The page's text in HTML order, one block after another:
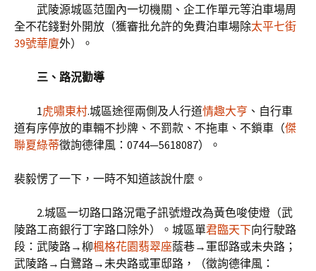
武陵源城區范圍內一切機關、企工作單元等泊車場周
全不花錢對外開放（獲審批允許的免費泊車場除太平七街
39號華廈外）。
三、路況勸導
1虎嘯東村.城區途徑兩側及人行道情趣大亨 、自行車
道有序停放的車輛不抄牌、不罰款、不拖車、不鎖車（傑
聯夏綠蒂徵詢德律風：0744—5618087）。
裴毅愣了一下，一時不知道該說什麼。
2.城區一切路口路況電子訊號燈改為黃色唆使燈（武
陵路工商銀行丁字路口除外）。城區單君臨天下向行駛路
段：武陵路→柳楓格花園翡翠座蔭巷→軍邸路或未央路；
武陵路→白鷺路→未央路或軍邸路，（徵詢德律風：